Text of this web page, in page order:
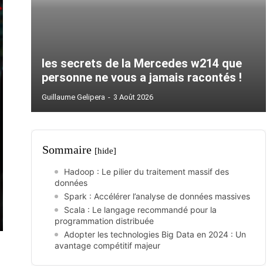
les secrets de la Mercedes w214 que
personne ne vous a jamais racontés !
Guillaume Gelipera - 3 Août 2026
Sommaire [hide]
Hadoop : Le pilier du traitement massif des
données
Spark : Accélérer l’analyse de données massives
Scala : Le langage recommandé pour la
programmation distribuée
Adopter les technologies Big Data en 2024 : Un
avantage compétitif majeur